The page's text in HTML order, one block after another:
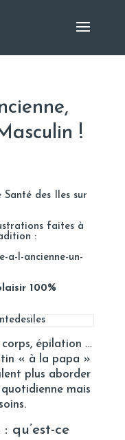
!
des Iles sur
faites à
:
a-l-ancienne-un-
100%
épilation …
« à la papa »
plus aborder
mais
qu’est-ce